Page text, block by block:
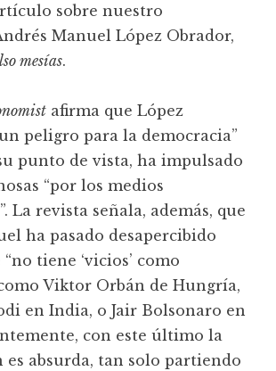
sobre nuestro
Manuel López Obrador,
mesías.
afirma que López
peligro para la democracia”
punto de vista, ha impulsado
“por los medios
La revista señala, además, que
ha pasado desapercibido
tiene ‘vicios’ como
Viktor Orbán de Hungría,
en India, o Jair Bolsonaro en
con este último la
es absurda, tan solo partiendo